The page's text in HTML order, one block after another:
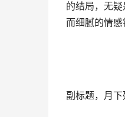
的结局，无
而细腻的情
副标题，月